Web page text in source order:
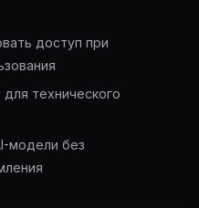
доступ при
технического
модели без